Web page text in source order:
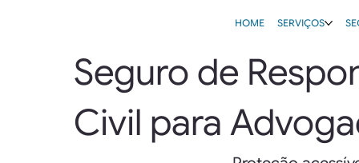
HOME SERVIÇOS
Seguro de
Civil para